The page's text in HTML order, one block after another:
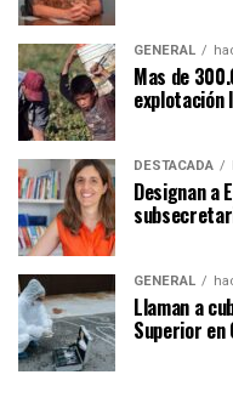
GENERAL
Mas de
explotación
DESTACADA
Designan a
GENERAL
Llaman a
Superior